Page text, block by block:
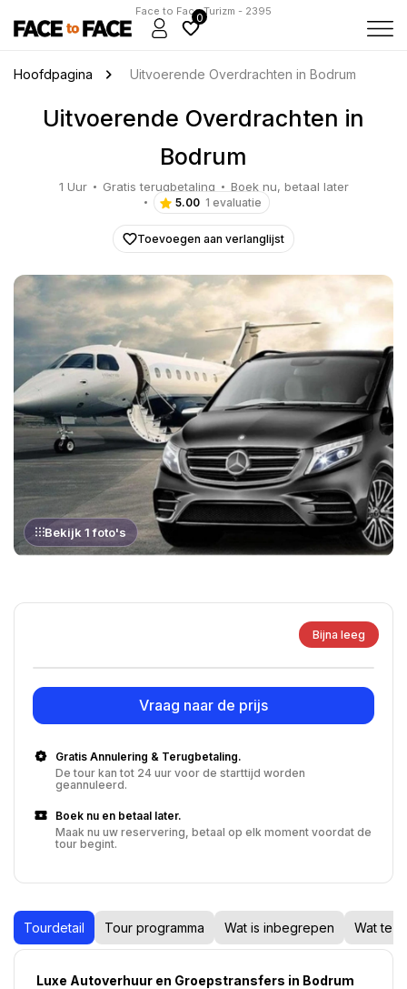
Face to Face Turizm - 2395
0
Hoofdpagina Uitvoerende Overdrachten in Bodrum
Uitvoerende Overdrachten in
Bodrum
1 Uur Gratis terugbetaling Boek nu, betaal later
5.00 1 evaluatie
Toevoegen aan verlanglijst
Bekijk 1 foto's
Bijna leeg
Vraag naar de prijs
Gratis Annulering & Terugbetaling.
De tour kan tot 24 uur voor de starttijd worden
geannuleerd.
Boek nu en betaal later.
Maak nu uw reservering, betaal op elk moment voordat de
tour begint.
Tourdetail Tour programma Wat is inbegrepen Wat te
Luxe Autoverhuur en Groepstransfers in Bodrum